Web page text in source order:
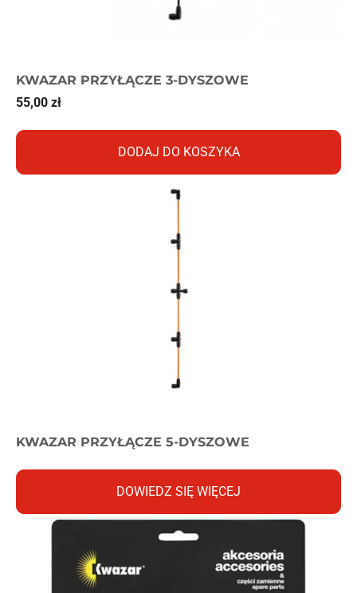
KWAZAR PRZYŁĄCZE 3-DYSZOWE
55,00 zł
DODAJ DO KOSZYKA
KWAZAR PRZYŁĄCZE 5-DYSZOWE
DOWIEDZ SIĘ WIĘCEJ